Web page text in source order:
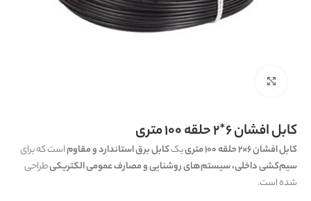
کابل افشان 6*2 حلقه 100 متری
کابل افشان 6×2 حلقه 100 متری یککابل برق استاندارد و مقاوماست که برای
سیم‌کشی داخلی، سیستم‌های روشنایی و مصارف عمومی الکتریکیطراحی
شده است.